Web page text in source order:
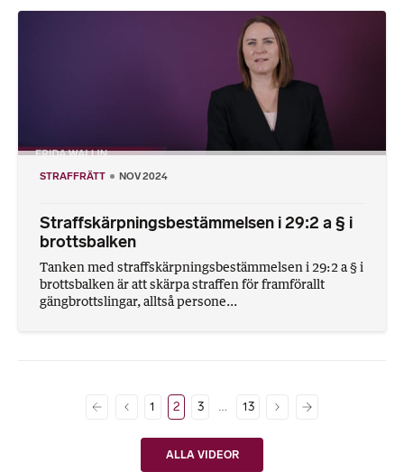
STRAFFRÄTT NOV 2024
Straffskärpningsbestämmelsen i 29:2 a § i
brottsbalken
Tanken med straffskärpningsbestämmelsen i 29:2 a § i
brottsbalken är att skärpa straffen för framförallt
gängbrottslingar, alltså persone...
1 2 3 … 13
ALLA VIDEOR